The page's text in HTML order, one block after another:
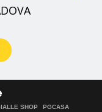
SHOP
PGCASA